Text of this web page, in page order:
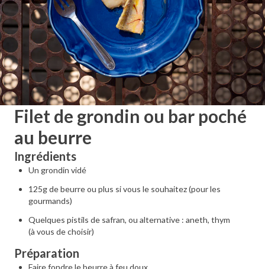
Filet de grondin ou bar poché
au beurre
Ingrédients
Un grondin vidé
125g de beurre ou plus si vous le souhaitez (pour les
gourmands)
Quelques pistils de safran, ou alternative : aneth, thym
(à vous de choisir)
Préparation
Faire fondre le beurre à feu doux